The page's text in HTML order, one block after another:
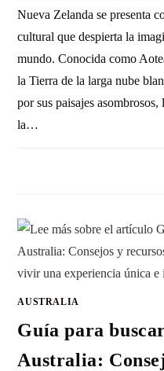
Nueva Zelanda se presenta
cultural que despierta la
mundo. Conocida como
la Tierra de la larga nube
por sus paisajes
la…
AUSTRALIA
Guía para
Australia: